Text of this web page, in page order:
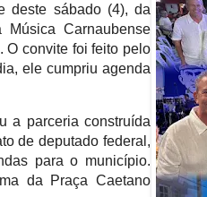
deste sábado (4), da
Carnaubense
O convite foi feito pelo
ele cumpriu agenda
a parceria construída
de deputado federal,
para o município.
da Praça Caetano